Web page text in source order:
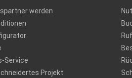
werden
Service
Projekt